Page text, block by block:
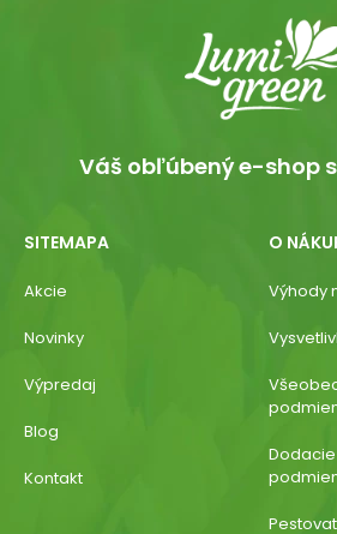
Váš obľúbený e-shop
SITEMAPA
Akcie
Novinky
Výpredaj
Blog
Kontakt
O
Výhody